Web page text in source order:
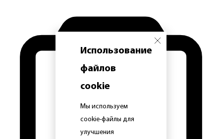
Использование
файлов
cookie
Мы используем
cookie-файлы для
улучшения